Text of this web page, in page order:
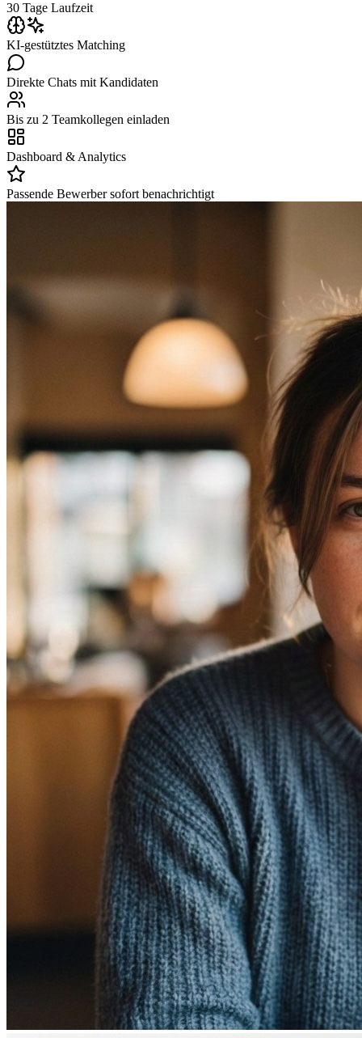
30 Tage Laufzeit
KI-gestütztes Matching
Direkte Chats mit Kandidaten
Bis zu 2 Teamkollegen einladen
Dashboard & Analytics
Passende Bewerber sofort benachrichtigt